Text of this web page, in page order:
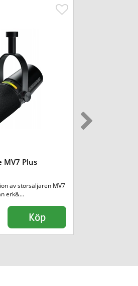
MV7 Plus
av storsäljaren MV7
erk&...
Köp